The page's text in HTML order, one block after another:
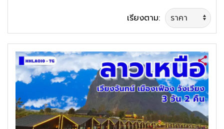
ค้นหาทัวร์
เรียงตาม: